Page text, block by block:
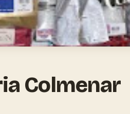
Colmenar